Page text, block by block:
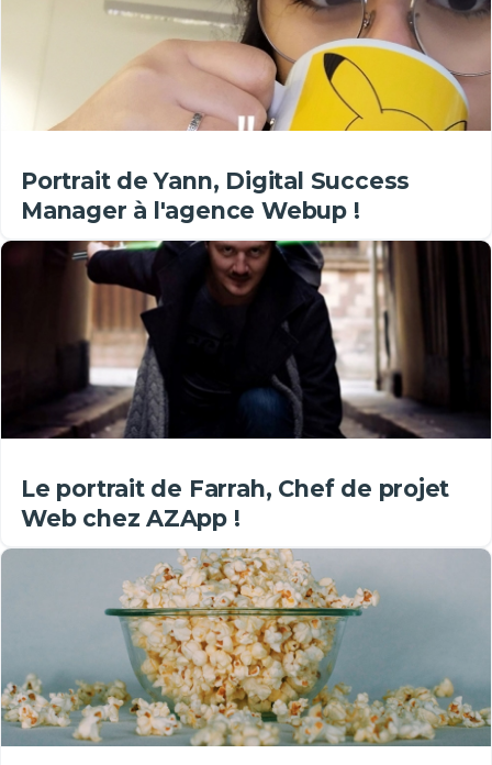
Portrait de Yann, Digital Success
Manager à l'agence Webup !
Le portrait de Farrah, Chef de projet
Web chez AZApp !